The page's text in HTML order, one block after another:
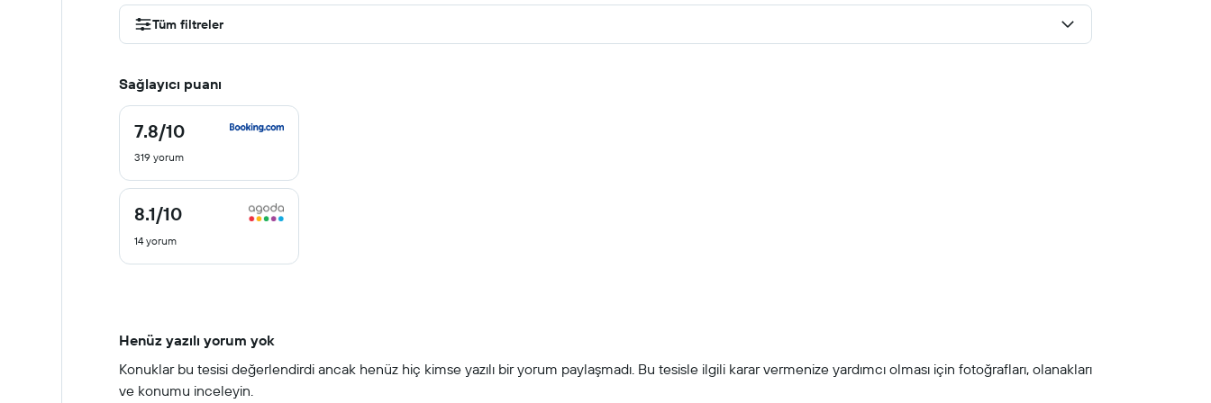
Tüm filtreler
Sağlayıcı puanı
7.8/10
7.8
10
319 yorum
8.1/10
8.1
10
14 yorum
Henüz yazılı yorum yok
Konuklar bu tesisi değerlendirdi ancak henüz hiç kimse yazılı bir yorum paylaşmadı. Bu tesisle ilgili karar vermenize yardımcı olması için fotoğrafları, olanakları
ve konumu inceleyin.